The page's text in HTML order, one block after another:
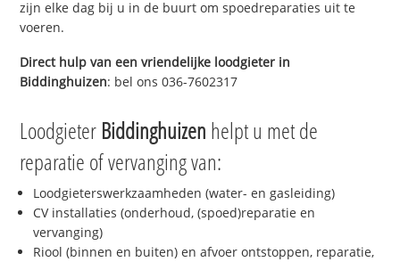
zijn elke dag bij u in de buurt om spoedreparaties uit te
voeren.
Direct hulp van een vriendelijke loodgieter in
Biddinghuizen: bel ons 036-7602317
Loodgieter Biddinghuizen helpt u met de
reparatie of vervanging van:
Loodgieterswerkzaamheden (water- en gasleiding)
CV installaties (onderhoud, (spoed)reparatie en
vervanging)
Riool (binnen en buiten) en afvoer ontstoppen, reparatie,